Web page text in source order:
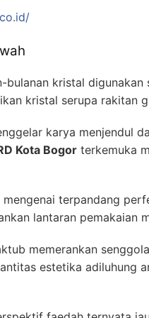
kristal digunakan
kristal serupa rakitan
karya menjendul
Kota Bogor terkemuka
terpandang
lantaran pemakaian
memerankan
estetika adiluhung